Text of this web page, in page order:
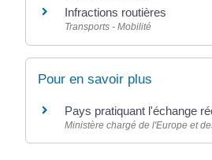
Infractions routières
Transports - Mobilité
Pour en savoir plus
Pays pratiquant l'échange
Ministère chargé de l'Europe et